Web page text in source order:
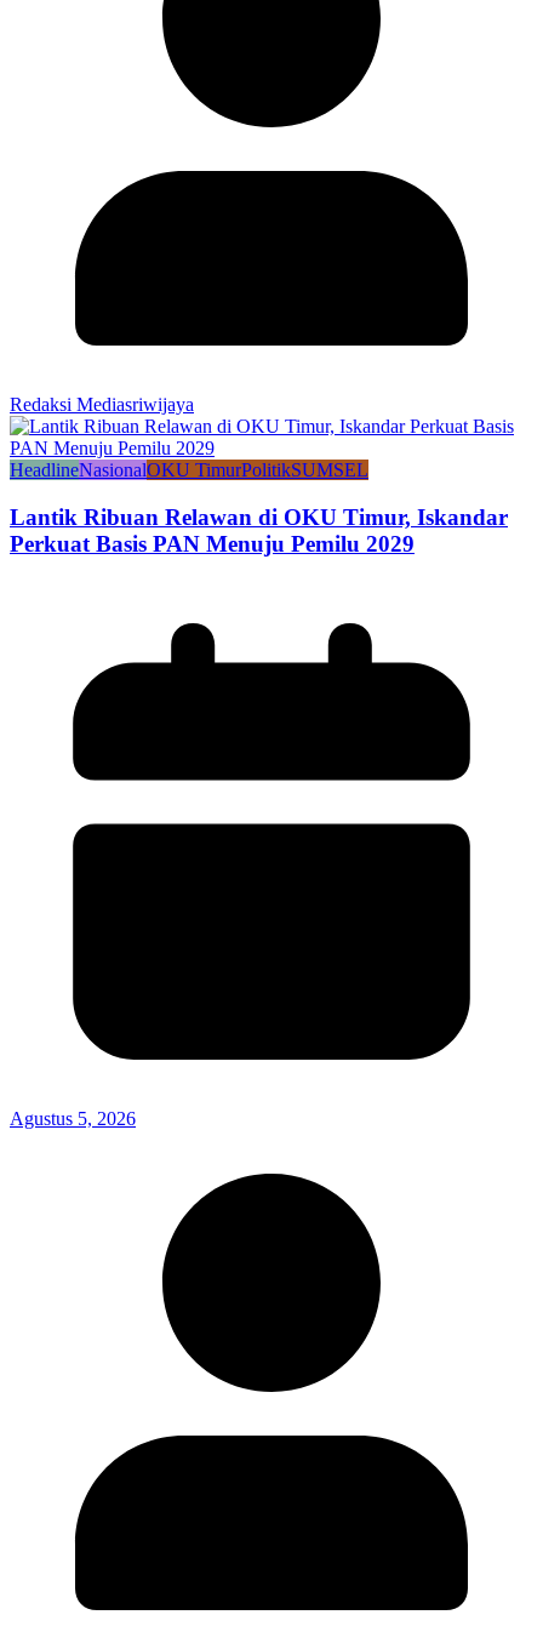
Redaksi Mediasriwijaya
HeadlineNasionalOKU TimurPolitikSUMSEL
Lantik Ribuan Relawan di OKU Timur, Iskandar
Perkuat Basis PAN Menuju Pemilu 2029
Agustus 5, 2026